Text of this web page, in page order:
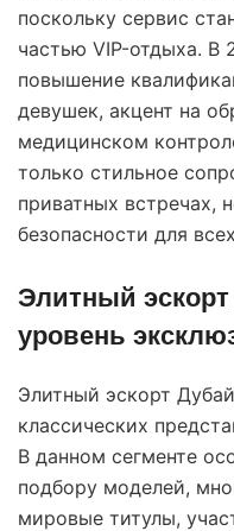
поскольку сервис
частью VIP-отдыха. В
повышение
девушек, акцент на
медицинском
только стильное
приватных встречах,
безопасности для
Элитный
уровень
Элитный эскорт
классических
В данном сегменте
подбору моделей,
мировые титулы,